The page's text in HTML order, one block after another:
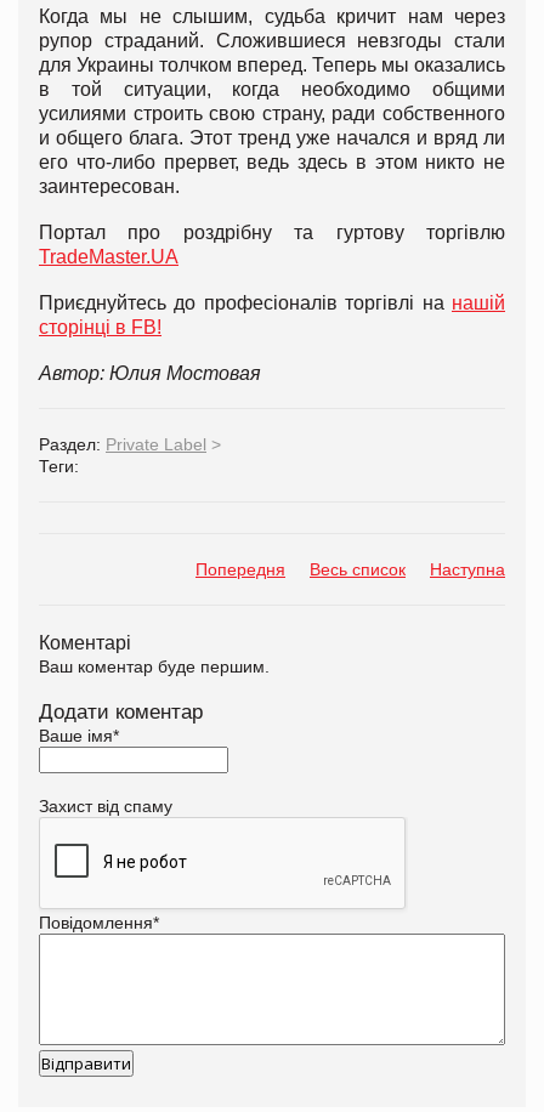
Когда мы не слышим, судьба кричит нам через
рупор страданий. Сложившиеся невзгоды стали
для Украины толчком вперед. Теперь мы оказались
в той ситуации, когда необходимо общими
усилиями строить свою страну, ради собственного
и общего блага. Этот тренд уже начался и вряд ли
его что-либо прервет, ведь здесь в этом никто не
заинтересован.
Портал про роздрібну та гуртову торгівлю
TradeMaster.UA
Приєднуйтесь до професіоналів торгівлі на нашій
сторінці в FB!
Автор: Юлия Мостовая
Раздел: Private Label >
Теги:
Попередня Весь список Наступна
Коментарі
Ваш коментар буде першим.
Додати коментар
Ваше імя*
Захист від спаму
Повідомлення*